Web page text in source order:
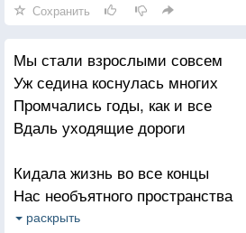
Я небеса благодарю,
За то, что есть ты на Земле
И с Богом тихо говорю
В своих молитвах о тебе.
Не прощает она измены
И предательства не прощает
Но любить может так без меры
А на публику не играет
Коль обидят, не держит злобы
Мы с ней очень друг другу нужны
Без Души жить на свете плохо.
Сохранить
Мы стали взрослыми совсем
Уж седина коснулась многих
Промчались годы, как и все
Вдаль уходящие дороги
Кидала жизнь во все концы
Нас необъятного пространства
Но мы, искали, как могли
раскрыть